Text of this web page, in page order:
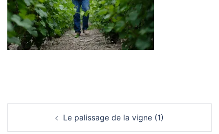
Le palissage de la vigne (1)